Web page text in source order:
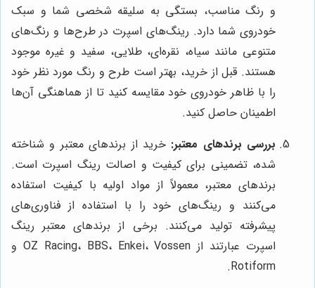
و رنگ مناسب، بستگی به سلیقه شخصی شما و سبک
خودروی شما دارد. رینگ‌های اسپرت در طرح‌ها و رنگ‌های
متنوعی مانند سیاه، نقره‌ای، طلایی، سفید و غیره موجود
هستند. قبل از خرید، بهتر است طرح و رنگ مورد نظر خود
را با ظاهر خودروی خود مقایسه کنید تا از هماهنگی آن‌ها
اطمینان حاصل کنید.
بررسی برندهای معتبر: خرید از برندهای معتبر و شناخته
شده، تضمینی برای کیفیت و اصالت رینگ اسپرت است.
برندهای معتبر، معمولاً از مواد اولیه با کیفیت استفاده
می‌کنند و رینگ‌های خود را با استفاده از فناوری‌های
پیشرفته تولید می‌کنند. برخی از برندهای معتبر رینگ
اسپرت عبارتند از OZ Racing، BBS، Enkei، Vossen و
Rotiform.